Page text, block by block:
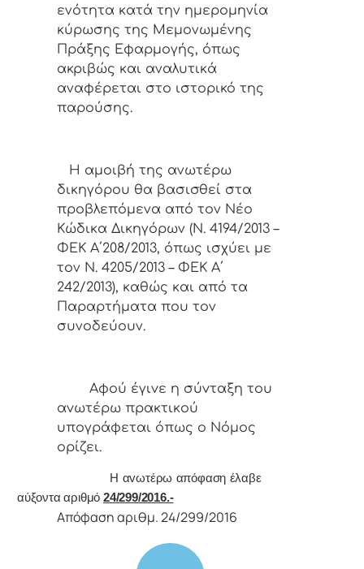
ενότητα κατά την ημερομηνία
κύρωσης της Μεμονωμένης
Πράξης Εφαρμογής, όπως
ακριβώς και αναλυτικά
αναφέρεται στο ιστορικό της
παρούσης.
Η αμοιβή της ανωτέρω
δικηγόρου θα βασισθεί στα
προβλεπόμενα από τον Νέο
Κώδικα Δικηγόρων (Ν. 4194/2013 –
ΦΕΚ Α΄208/2013, όπως ισχύει με
τον Ν. 4205/2013 – ΦΕΚ Α΄
242/2013), καθώς και από τα
Παραρτήματα που τον
συνοδεύουν.
Αφoύ έγιvε η σύvταξη τoυ
αvωτέρω πρακτικoύ
υπoγράφεται όπως o Νόμoς
oρίζει.
Η αvωτέρω απόφαση έλαβε
αύξοντα αριθμό 24/299/2016.-
Απόφαση αριθμ. 24/299/2016